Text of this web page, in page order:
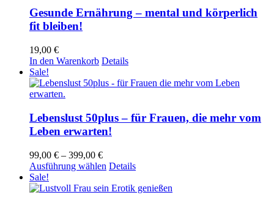
Gesunde Ernährung – mental und körperlich
fit bleiben!
19,00 €
In den Warenkorb Details
Sale!
Lebenslust 50plus – für Frauen, die mehr vom
Leben erwarten!
99,00 € – 399,00 €Preisspanne:
99,00 €
399,00 €
Ausführung wählen Dieses
weist
Details
Sale!